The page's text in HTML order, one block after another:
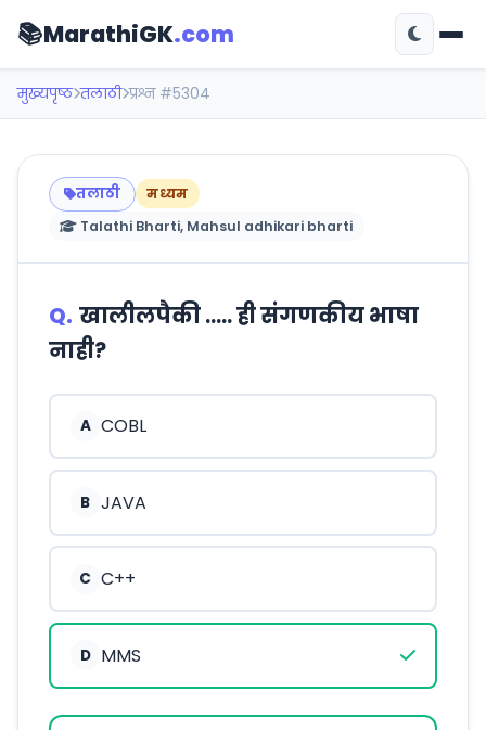
📚MarathiGK.com
मुख्यपृष्ठ तलाठी प्रश्न #5304
तलाठी
मध्यम
Talathi Bharti, Mahsul adhikari bharti
Q. खालीलपैकी ..... ही संगणकीय भाषा
नाही?
A COBL
B JAVA
C C++
D MMS